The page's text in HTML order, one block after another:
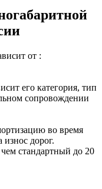
от :
его категория, тип
сопровождении
во время
дорог.
стандартный до 20